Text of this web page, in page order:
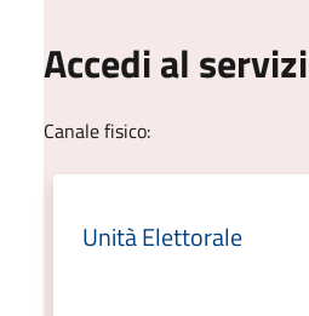
Accedi al
Canale fisico:
Unità Elettorale